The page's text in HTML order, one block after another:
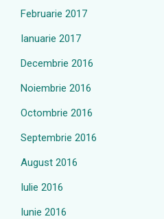
Februarie 2017
Ianuarie 2017
Decembrie 2016
Noiembrie 2016
Octombrie 2016
Septembrie 2016
August 2016
Iulie 2016
Iunie 2016